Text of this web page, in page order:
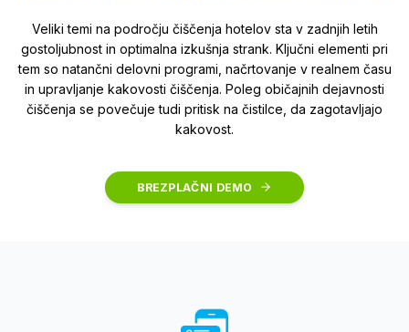
Veliki temi na področju čiščenja hotelov sta v zadnjih letih
gostoljubnost in optimalna izkušnja strank. Ključni elementi pri
tem so natančni delovni programi, načrtovanje v realnem času
in upravljanje kakovosti čiščenja. Poleg običajnih dejavnosti
čiščenja se povečuje tudi pritisk na čistilce, da zagotavljajo
kakovost.
BREZPLAČNI DEMO